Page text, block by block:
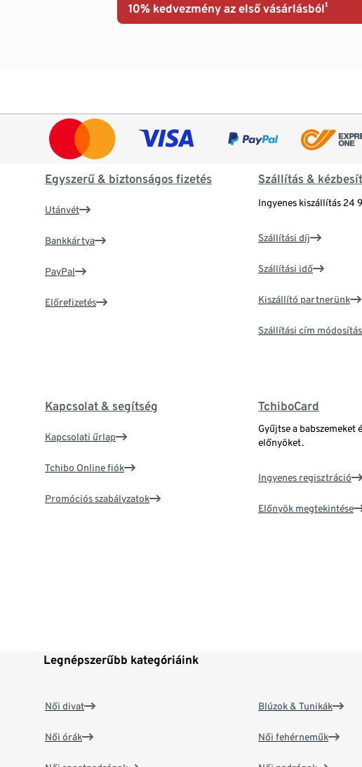
10% kedvezmény az első vásárlásból¹
Egyszerű & biztonságos fizetés
Utánvét
Bankkártya
PayPal
Előrefizetés
Szállítás &
Ingyenes kiszállítás 24
Szállítási díj
Szállítási idő
Kiszállító partnerünk
Szállítási cím
Kapcsolat & segítség
Kapcsolati űrlap
Tchibo Online fiók
Promóciós szabályzatok
TchiboCard
Gyűjtse a babszemeket
előnyöket.
Ingyenes regisztráció
Előnyök megtekintése
Legnépszerűbb kategóriáink
Női divat
Női órák
Blúzok & Tunikák
Női fehérneműk